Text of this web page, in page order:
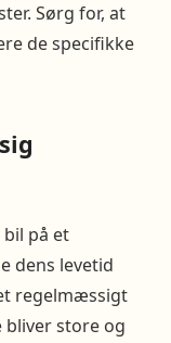
Sørg for, at
de specifikke
på et
dens levetid
regelmæssigt
bliver store og